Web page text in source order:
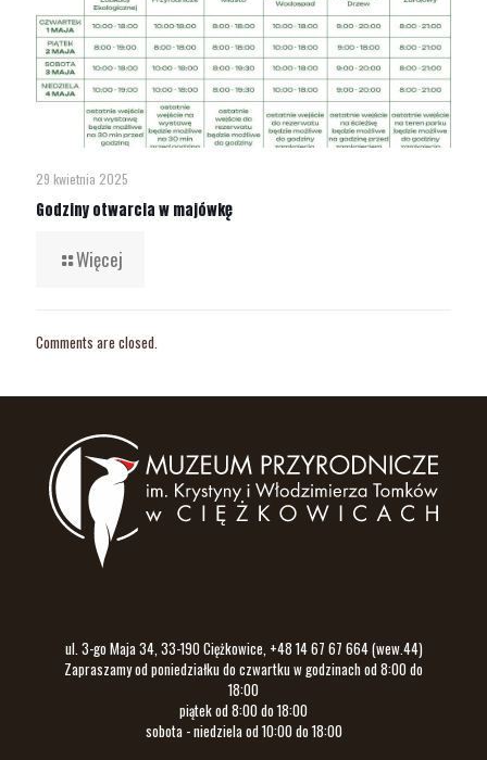
29 kwietnia 2025
Godziny otwarcia w majówkę
Więcej
Comments are closed.
ul. 3-go Maja 34, 33-190 Ciężkowice, +48 14 67 67 664 (wew.44)
Zapraszamy od poniedziałku do czwartku w godzinach od 8:00 do
18:00
piątek od 8:00 do 18:00
sobota - niedziela od 10:00 do 18:00